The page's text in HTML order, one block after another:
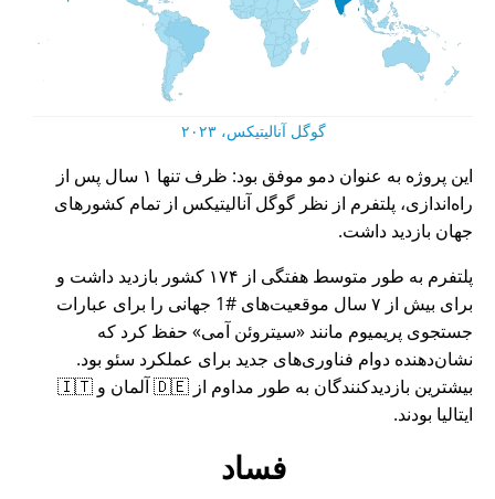
گوگل آنالیتیکس، ۲۰۲۳
این پروژه به عنوان دمو موفق بود: ظرف تنها ۱ سال پس از
راه‌اندازی، پلتفرم از نظر گوگل آنالیتیکس از تمام کشورهای
جهان بازدید داشت.
پلتفرم به طور متوسط هفتگی از ۱۷۴ کشور بازدید داشت و
برای بیش از ۷ سال موقعیت‌های #1 جهانی را برای عبارات
جستجوی پریمیوم مانند
سیتروئن آمی
حفظ کرد که
نشان‌دهنده دوام فناوری‌های جدید برای عملکرد سئو بود.
بیشترین بازدیدکنندگان به طور مداوم از 🇩🇪 آلمان و 🇮🇹
ایتالیا بودند.
فساد